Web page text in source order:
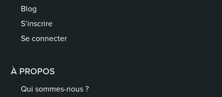
Blog
S’inscrire
Se connecter
À PROPOS
Qui sommes-nous ?